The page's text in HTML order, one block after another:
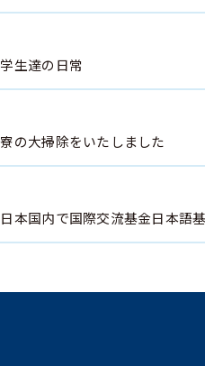
学生達の日常
寮の大掃除をいたしました
日本国内で国際交流基金日本語